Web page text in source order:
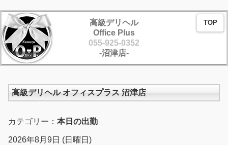
高級デリヘル
Office Plus
055-925-0352
-沼津店-
TOP
高級デリヘル オフィスプラス 沼津店
カテゴリー： 本日の出勤
2026年8月9日 (日曜日)